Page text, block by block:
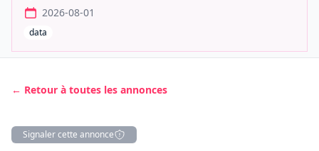
2026-08-01
data
← Retour à toutes les annonces
Signaler cette annonce